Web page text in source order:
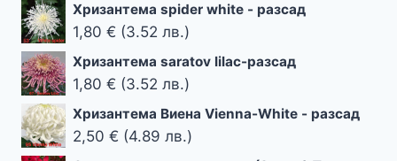
7,67 €
Хризантема spider white - разсад
1,80 € (3.52 лв.)
Хризантема saratov lilac-разсад
1,80 € (3.52 лв.)
Хризантема Виена Vienna-White - разсад
2,50 € (4.89 лв.)